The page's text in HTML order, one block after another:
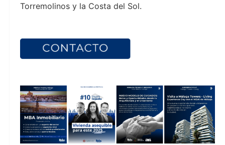
Torremolinos y la Costa del Sol.